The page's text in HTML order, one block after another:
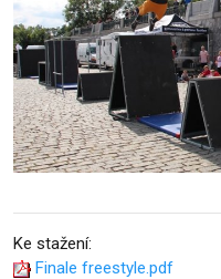
Ke stažení:
Finale freestyle.pdf